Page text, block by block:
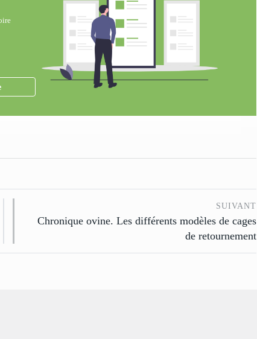
SUIVANT
Chronique ovine. Les différents modèles de cages
de retournement